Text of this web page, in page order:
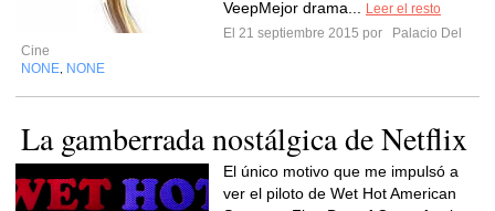
VeepMejor drama...
Leer el resto
El 21 septiembre 2015 por
Palacio Del
Cine
NONE NONE
La gamberrada nostálgica de Netflix
El único motivo que me impulsó a
ver el piloto de Wet Hot American